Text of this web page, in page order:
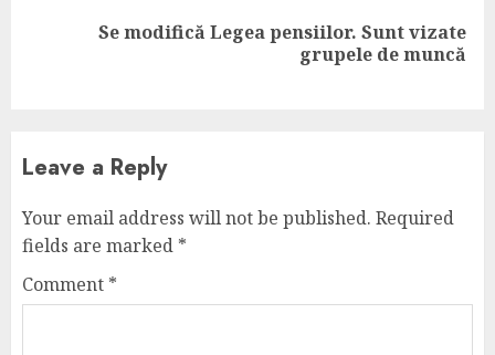
Se modifică Legea pensiilor. Sunt vizate
grupele de muncă
Leave a Reply
Your email address will not be published. Required
fields are marked *
Comment *